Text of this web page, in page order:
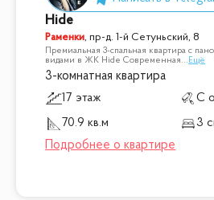
Hide
Раменки,пр-д. 1-й Сетуньский, 8
Премиальная 3-спальная квартира с
видами в ЖК Hide Современная... Ещё
3-комнатная квартира
17 этаж
С
70.9 кв.м
3